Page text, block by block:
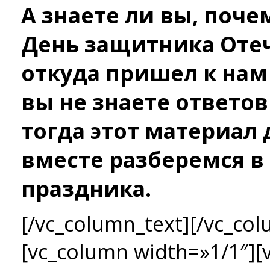
А знаете ли вы,
День защитника
откуда пришел к нам
вы не знаете
тогда этот материал
вместе разберемся
праздника.
[/vc_column_text][/
[vc_column width=»1/